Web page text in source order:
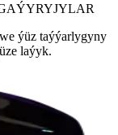
ýüz taýýarlygyny
laýyk.